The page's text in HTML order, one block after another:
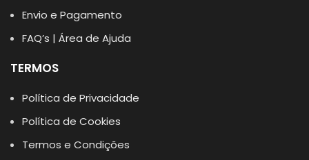
Envio e Pagamento
FAQ’s | Área de Ajuda
TERMOS
Política de Privacidade
Política de Cookies
Termos e Condições